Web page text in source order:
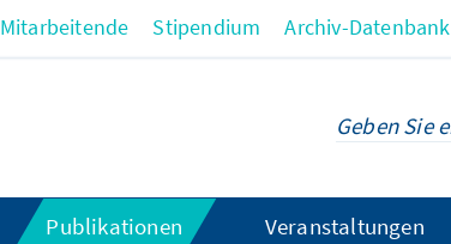
Mitarbeitende Stipendium Archiv-Datenbank
Publikationen Veranstaltungen